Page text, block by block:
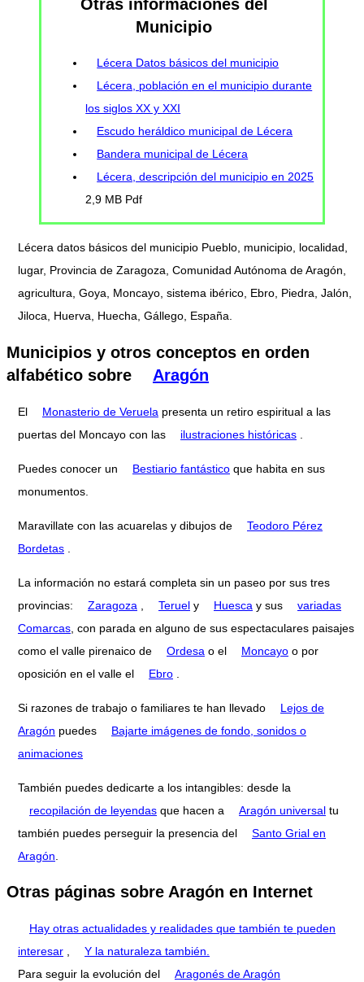
Otras informaciones del
Municipio
Lécera Datos básicos del municipio
Lécera, población en el municipio durante
los siglos XX y XXI
Escudo heráldico municipal de Lécera
Bandera municipal de Lécera
Lécera, descripción del municipio en 2025
2,9 MB Pdf
Lécera datos básicos del municipio Pueblo, municipio, localidad,
lugar, Provincia de Zaragoza, Comunidad Autónoma de Aragón,
agricultura, Goya, Moncayo, sistema ibérico, Ebro, Piedra, Jalón,
Jiloca, Huerva, Huecha, Gállego, España.
Municipios y otros conceptos en orden
alfabético sobre
Aragón
El Monasterio de Veruela presenta un retiro espiritual a las
puertas del Moncayo con las
ilustraciones históricas
Puedes conocer un Bestiario fantástico que habita en sus
monumentos.
Maravillate con las acuarelas y dibujos de
Teodoro Pérez
Bordetas
La información no estará completa sin un paseo por sus tres
provincias:
Zaragoza Teruel y Huesca y sus
variadas
Comarcas , con parada en alguno de sus espectaculares paisajes
como el valle pirenaico de
Ordesa o el Moncayo o por
oposición en el valle el
Ebro
Si razones de trabajo o familiares te han llevado
Lejos de
Aragón puedes
Bajarte imágenes de fondo, sonidos o
animaciones
También puedes dedicarte a los intangibles: desde la
recopilación de leyendas que hacen a Aragón universal tu
también puedes perseguir la presencia del
Santo Grial en
Aragón
Otras páginas sobre Aragón en Internet
Hay otras actualidades y realidades que también te pueden
interesar
Y la naturaleza también.
Para seguir la evolución del
Aragonés de Aragón